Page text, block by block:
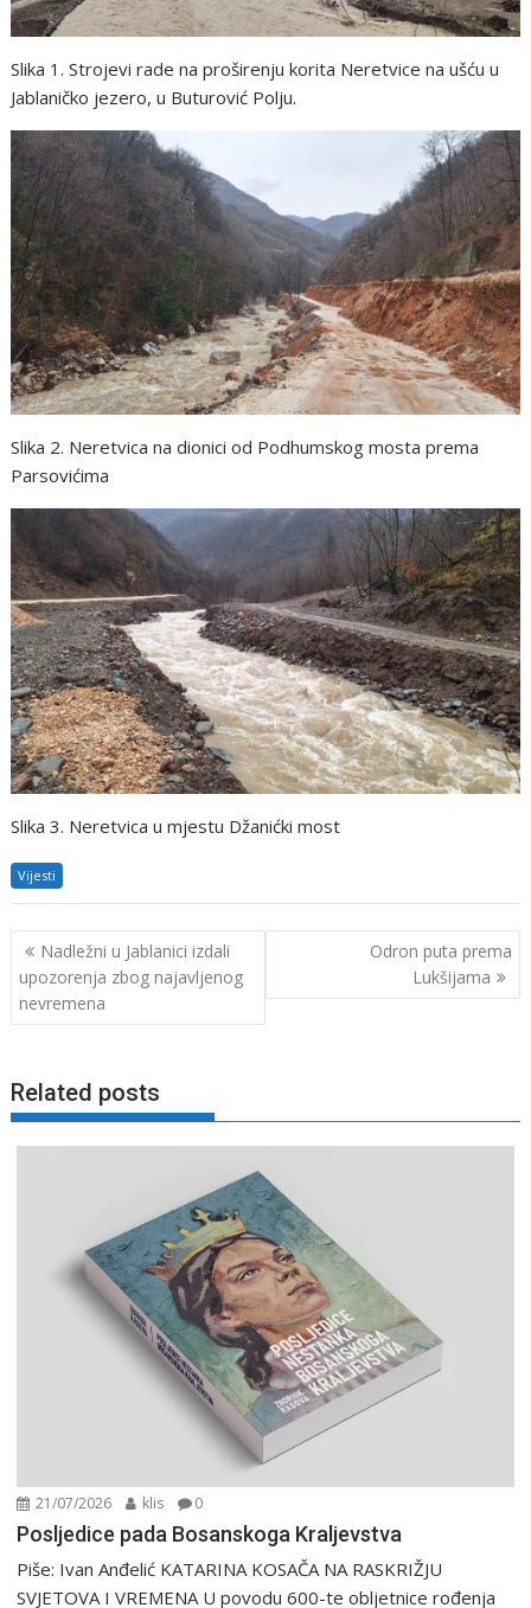
Slika 1. Strojevi rade na proširenju korita Neretvice na ušću u
Jablaničko jezero, u Buturović Polju.
Slika 2. Neretvica na dionici od Podhumskog mosta prema
Parsovićima
Slika 3. Neretvica u mjestu Džanićki most
Vijesti
Navigacija
objava
Nadležni u Jablanici izdali
upozorenja zbog najavljenog
nevremena
Odron puta prema
Lukšijama
Related posts
21/07/2026 klis 0
Posljedice pada Bosanskoga Kraljevstva
Piše: Ivan Anđelić KATARINA KOSAČA NA RASKRIŽJU
SVJETOVA I VREMENA U povodu 600-te obljetnice rođenja